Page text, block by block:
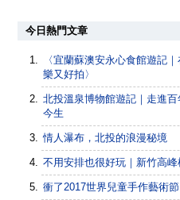
今日熱門文章
〈宜蘭蘇澳安永心食館遊記
樂又好拍〉
北投溫泉博物館遊記｜走進
今生
情人瀑布，北投的浪漫秘境
不用安排也很好玩｜新竹高
衝了2017世界兒童手作藝術節